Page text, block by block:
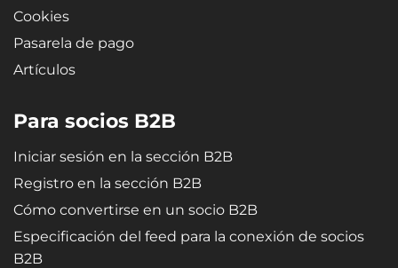
Cookies
Pasarela de pago
Artículos
Para socios B2B
Iniciar sesión en la sección B2B
Registro en la sección B2B
Cómo convertirse en un socio B2B
Especificación del feed para la conexión de socios
B2B